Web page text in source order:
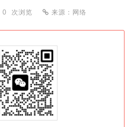
0 次浏览 来源：网络